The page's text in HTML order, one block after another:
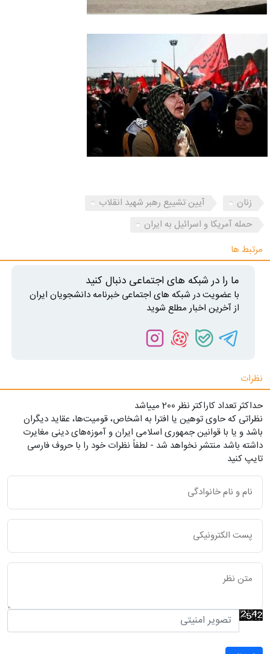
زنان
آیین تشییع رهبر شهید انقلاب
حمله آمریکا و اسرائیل به ایران
مرتبط ها
ما را در شبکه های اجتماعی دنبال کنید
با عضویت در شبکه های اجتماعی خبرنامه دانشجویان ایران
از آخرین اخبار مطلع شوید
نظرات
حداکثر تعداد کاراکتر نظر 200 ميياشد
نظراتی که حاوی توهین یا افترا به اشخاص، قومیت‌ها، عقاید دیگران
باشد و یا با قوانین جمهوری اسلامی ایران و آموزه‌های دینی مغایرت
داشته باشد منتشر نخواهد شد - لطفاً نظرات خود را با حروف فارسی
تایپ کنید